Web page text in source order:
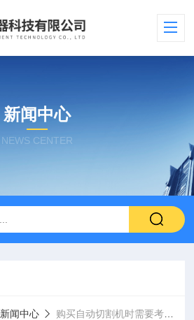
新闻中心
NEWS CENTER
新闻中心 购买自动切割机时需要考虑以下要点